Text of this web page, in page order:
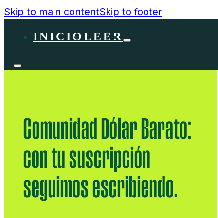
Skip to main contentSkip to footer
INICIOLEER
Comunidad Dólar Barato:
con tu suscripción
seguimos escribiendo.